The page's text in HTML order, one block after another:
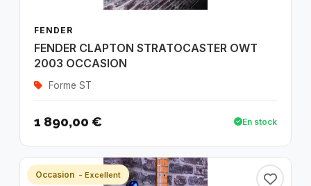
FENDER
FENDER CLAPTON STRATOCASTER OWT
2003 OCCASION
Forme ST
1 890,00 € En stock
Occasion - Excellent